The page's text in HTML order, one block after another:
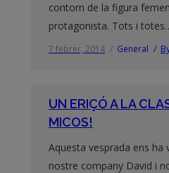
contorn de la figura
protagonista. Tots i
7 febrer, 2014 General
UN ERIÇÓ A LA
MICOS!
Aquesta vesprada ens ha
nostre company David i